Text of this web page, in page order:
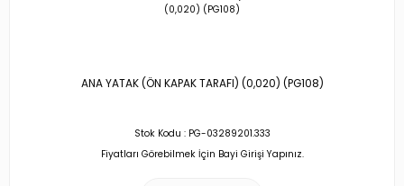
ANA YATAK (ÖN KAPAK TARAFI) (0,020) (PG108)
Stok Kodu : PG-03289201.333
Fiyatları Görebilmek İçin Bayi Girişi Yapınız.